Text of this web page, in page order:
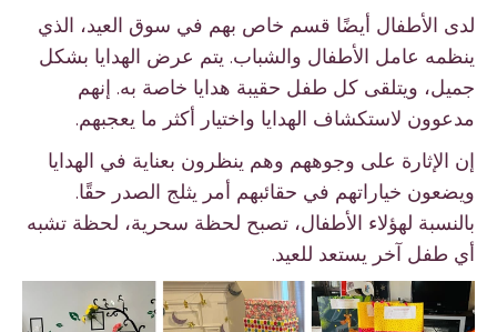
لدى الأطفال أيضًا قسم خاص بهم في سوق العيد، الذي
ينظمه عامل الأطفال والشباب. يتم عرض الهدايا بشكل
جميل، ويتلقى كل طفل حقيبة هدايا خاصة به. إنهم
مدعوون لاستكشاف الهدايا واختيار أكثر ما يعجبهم.
إن الإثارة على وجوههم وهم ينظرون بعناية في الهدايا
ويضعون خياراتهم في حقائبهم أمر يثلج الصدر حقًا.
بالنسبة لهؤلاء الأطفال، تصبح لحظة سحرية، لحظة تشبه
أي طفل آخر يستعد للعيد.